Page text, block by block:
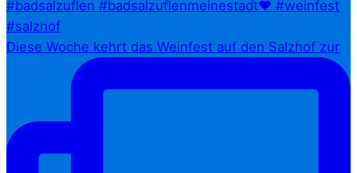
Diese Woche kehrt das Weinfest auf den Salzhof zur